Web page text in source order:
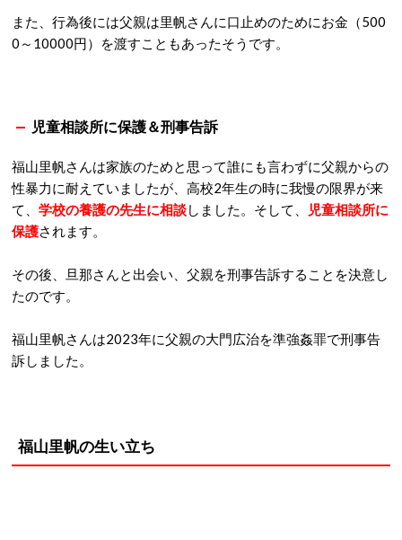
また、行為後には父親は里帆さんに口止めのためにお金（500
0～10000円）を渡すこともあったそうです。
児童相談所に保護＆刑事告訴
福山里帆さんは家族のためと思って誰にも言わずに父親からの
性暴力に耐えていましたが、高校2年生の時に我慢の限界が来
て、 学校の養護の先生に相談しました。そして、
児童相談所に
保護されます。
その後、旦那さんと出会い、父親を刑事告訴することを決意し
たのです。
福山里帆さんは2023年に父親の大門広治を準強姦罪で刑事告
訴しました。
福山里帆の生い立ち